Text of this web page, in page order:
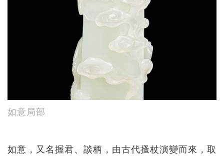
如意局部
如意，又名握君、談柄，由古代搔杖演變而來，取